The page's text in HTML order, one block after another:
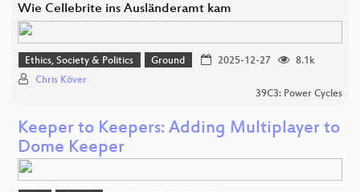
Wie Cellebrite ins Ausländeramt kam
Ethics, Society & Politics Ground 2025-12-27
8.1k
Chris Köver
39C3: Power Cycles
Keeper to Keepers: Adding Multiplayer to
Dome Keeper